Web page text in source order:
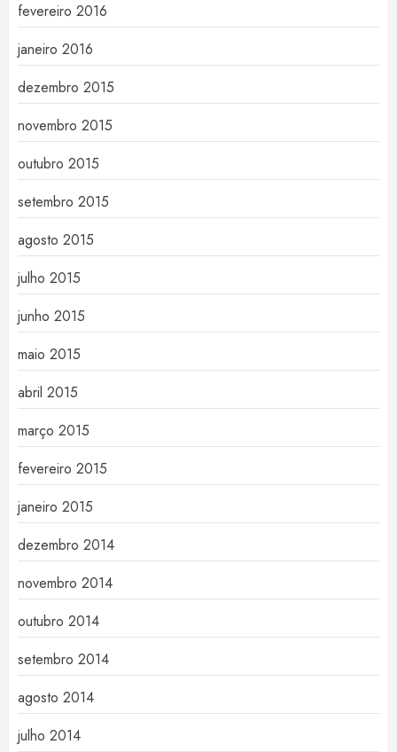
fevereiro 2016
janeiro 2016
dezembro 2015
novembro 2015
outubro 2015
setembro 2015
agosto 2015
julho 2015
junho 2015
maio 2015
abril 2015
março 2015
fevereiro 2015
janeiro 2015
dezembro 2014
novembro 2014
outubro 2014
setembro 2014
agosto 2014
julho 2014